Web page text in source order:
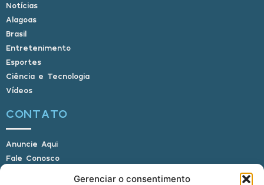
Gerenciar o consentimento
Notícias
Alagoas
Brasil
Entretenimento
Esportes
Ciência e Tecnologia
Vídeos
CONTATO
Anuncie Aqui
Fale Conosco